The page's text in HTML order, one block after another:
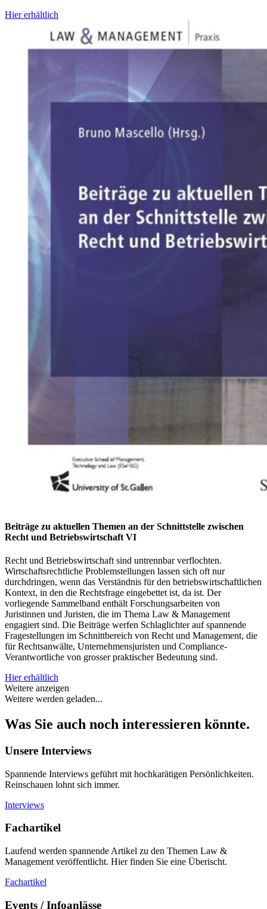
Hier erhältlich
Beiträge zu aktuellen Themen an der Schnittstelle zwischen
Recht und Betriebswirtschaft VI
Recht und Betriebswirtschaft sind untrennbar verflochten.
Wirtschaftsrechtliche Problemstellungen lassen sich oft nur
durchdringen, wenn das Verständnis für den betriebswirtschaftlichen
Kontext, in den die Rechtsfrage eingebettet ist, da ist. Der
vorliegende Sammelband enthält Forschungsarbeiten von
Juristinnen und Juristen, die im Thema Law & Management
engagiert sind. Die Beiträge werfen Schlaglichter auf spannende
Fragestellungen im Schnittbereich von Recht und Management, die
für Rechtsanwälte, Unternehmensjuristen und Compliance-
Verantwortliche von grosser praktischer Bedeutung sind.
Hier erhältlich
Weitere anzeigen
Weitere werden geladen...
Was Sie auch noch interessieren könnte.
Unsere Interviews
Spannende Interviews geführt mit hochkarätigen Persönlichkeiten.
Reinschauen lohnt sich immer.
Interviews
Fachartikel
Laufend werden spannende Artikel zu den Themen Law &
Management veröffentlicht. Hier finden Sie eine Überischt.
Fachartikel
Events / Infoanlässe